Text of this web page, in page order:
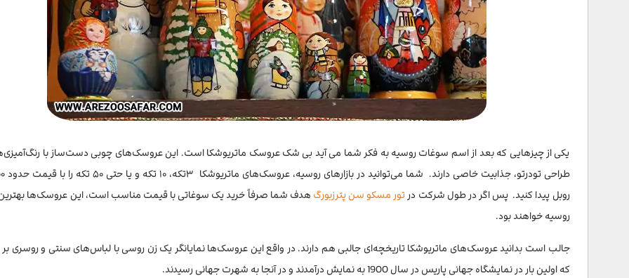
پاستیلای بلئووسکایا
کوکوشنیک یک نوع کلاه‌گیس سنتی زنانه در روسیه است که تاریخ آن به قرون وسطی برمی‌گردد. در گذشته زنان اشراف روس آن را در مراسم
می‌پوشیدند و ارزش زیادی هم داشت؛ حتی گفته می‌شود بعضی مدل‌ها آن‌قدر گران بودند که قیمتشان با یک خانه برابری می‌کرد. امروز
کرد. قیمت این سوغات روسیه بسته به جنس و اندازه‌اش فرق می‌کند. مدل‌های اصیل معمولاً سنگین‌تر و با دوخت دقیق‌تر هستند، اما
ارزان‌تر بیشتر برای کارناوال‌ها و برنامه‌های نمایشی ساخته می‌شوند.
عطر کراسنایا مسکوا
سوالات متداول
یکی از چیزهایی که بعد از اسم سوغات روسیه به فکر شما می آید بی شک عروسک ماتریوشکا است. این عروسک‌های چوبی دست‌ساز با
روبل پیدا کنید. پس اگر در طول شرکت در تور مسکو سن پترزبورگ هدف شما صرفاً خرید یک سوغاتی با قیمت مناسب است، این عروسک‌ها
روسیه خواهند بود.
جالب است بدانید عروسک‌های ماتریوشکا تاریخچه‌ای جالبی هم دارند. در واقع این عروسک‌ها نمایانگر یک زن روسی با لباس‌های سنتی و روسری
که اولین بار در نمایشگاه جهانی پاریس در سال 1900 به نمایش درآمدند و در آنجا به شهرت جهانی رسیدند.